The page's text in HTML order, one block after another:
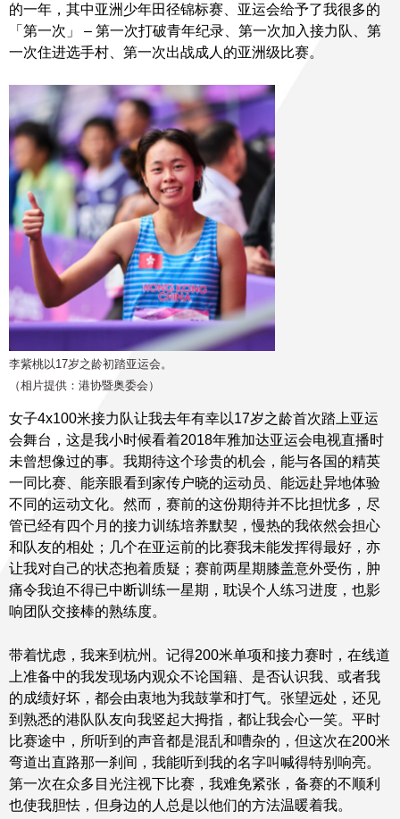
的一年，其中亚洲少年田径锦标赛、亚运会给予了我很多的
「第一次」 – 第一次打破青年纪录、第一次加入接力队、第
一次住进选手村、第一次出战成人的亚洲级比赛。
李紫桃以17岁之龄初踏亚运会。
（相片提供：港协暨奥委会）
女子4x100米接力队让我去年有幸以17岁之龄首次踏上亚运
会舞台，这是我小时候看着2018年雅加达亚运会电视直播时
未曾想像过的事。我期待这个珍贵的机会，能与各国的精英
一同比赛、能亲眼看到家传户晓的运动员、能远赴异地体验
不同的运动文化。然而，赛前的这份期待并不比担忧多，尽
管已经有四个月的接力训练培养默契，慢热的我依然会担心
和队友的相处；几个在亚运前的比赛我未能发挥得最好，亦
让我对自己的状态抱着质疑；赛前两星期膝盖意外受伤，肿
痛令我迫不得已中断训练一星期，耽误个人练习进度，也影
响团队交接棒的熟练度。
带着忧虑，我来到杭州。记得200米单项和接力赛时，在线道
上准备中的我发现场内观众不论国籍、是否认识我、或者我
的成绩好坏，都会由衷地为我鼓掌和打气。张望远处，还见
到熟悉的港队队友向我竖起大拇指，都让我会心一笑。平时
比赛途中，所听到的声音都是混乱和嘈杂的，但这次在200米
弯道出直路那一刹间，我能听到我的名字叫喊得特别响亮。
第一次在众多目光注视下比赛，我难免紧张，备赛的不顺利
也使我胆怯，但身边的人总是以他们的方法温暖着我。